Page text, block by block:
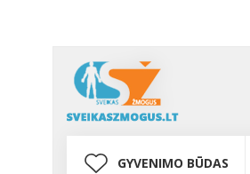
GYVENIMO BŪDAS